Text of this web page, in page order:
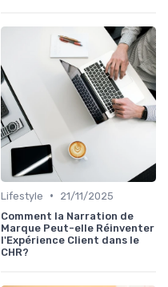
Lifestyle •
21/11/2025
Comment la Narration de
Marque Peut-elle Réinventer
l'Expérience Client dans le
CHR?